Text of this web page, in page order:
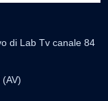
di Lab Tv canale 84